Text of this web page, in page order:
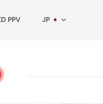
PPV JP